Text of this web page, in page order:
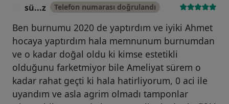
sü...z Telefon numarası doğrulandı
Ben burnumu 2020 de yaptırdım ve iyiki Ahmet
hocaya yaptırdım hala memnunum burnumdan
ve o kadar doğal oldu ki kimse estetikli
olduğunu farketmiyor bile Ameliyat sürem o
kadar rahat geçti ki hala hatirliyorum, 0 aci ile
uyandım ve asla agrim olmadı tamponlar